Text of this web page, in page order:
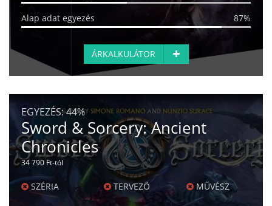
Alap adat egyezés 87%
ÁRKALKULÁTOR
EGYEZÉS:44%
Sword & Sorcery: Ancient
Chronicles
34 790 Ft-tól
SZÉRIA TERVEZŐ MŰVÉSZ